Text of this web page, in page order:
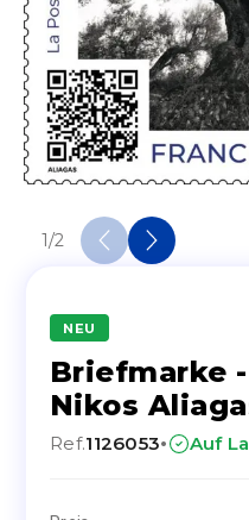
1/2
NEU
Briefmarke
Nikos
Ref.1126053· Auf